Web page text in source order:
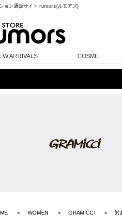
ョン通販サイト rumors(ルモアズ)
ARRIVALS COSME
WOMEN GRAMICCI 対